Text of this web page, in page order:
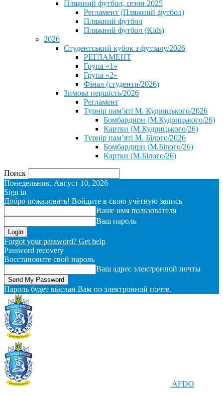
Пляжний футбол, сезон 2025
Регламент (Пляжний футбол)
Пляжний футбол
Пляжний футбол (Kids)
2026
Студентський кубок з футзалу/2026
РЕГЛАМЕНТ
Група «1»
Група «2»
Фінал (студенти/2026)
⁨Зимова першість/2026⁩
Регламент
Турнір пам’яті М. Кудрицького/2026
Бомбардири (М.Кудрицького/26)
Картки (М.Кудрицького/26)
Турнір пам’яті М. Білого/2026
Бомбардири (М.Білого/26)
Картки (М.Білого/26)
Поиск
Понедельник, Август 10, 2026
Sign in
Добро пожаловать! Войдите в свою учётную запись
Ваше имя пользователя
Ваш пароль
Forgot your password? Get help
Password recovery
Восстановите свой пароль
Ваш адрес электронной почты
Пароль будет выслан Вам по электронной почте.
AFDO